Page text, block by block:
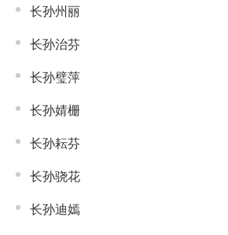
长孙州丽
长孙治芬
长孙璧萍
长孙婧栅
长孙耘芬
长孙骁花
长孙迪嫣